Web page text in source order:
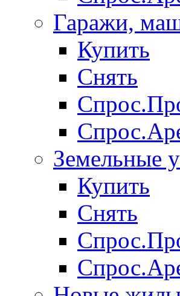
Гаражи,
Купить
Снять
Земельные
Купить
Снять